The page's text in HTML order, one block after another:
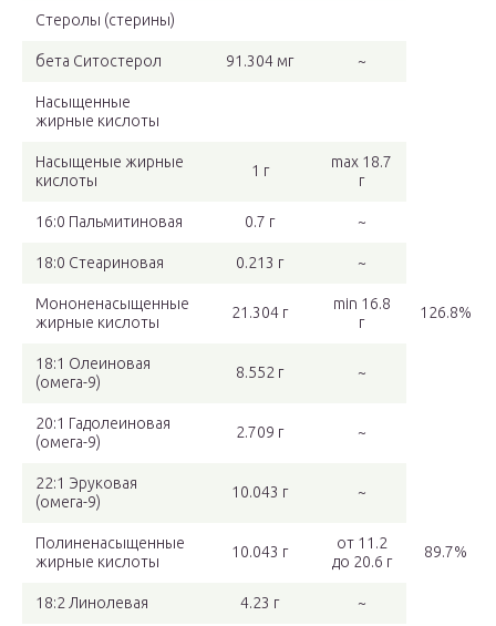
Стеролы (стерины)
бета Ситостерол 91.304 мг ~
Насыщенные
жирные кислоты
Насыщеные жирные
кислоты
1 г
max 18.7
г
16:0 Пальмитиновая 0.7 г ~
18:0 Стеариновая 0.213 г ~
Мононенасыщенные
жирные кислоты
21.304 г
min 16.8
г
126.8%
18:1 Олеиновая
(омега-9)
8.552 г ~
20:1 Гадолеиновая
(омега-9)
2.709 г ~
22:1 Эруковая
(омега-9)
10.043 г ~
Полиненасыщенные
жирные кислоты
10.043 г
от 11.2
до 20.6 г
89.7%
18:2 Линолевая 4.23 г ~